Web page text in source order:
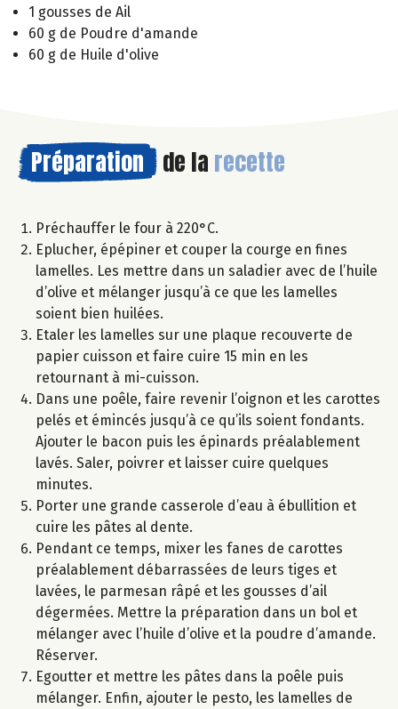
1 gousses de Ail
60 g de Poudre d'amande
60 g de Huile d'olive
Préparation de la recette
Préchauffer le four à 220°C.
Eplucher, épépiner et couper la courge en fines
lamelles. Les mettre dans un saladier avec de l’huile
d’olive et mélanger jusqu’à ce que les lamelles
soient bien huilées.
Etaler les lamelles sur une plaque recouverte de
papier cuisson et faire cuire 15 min en les
retournant à mi-cuisson.
Dans une poêle, faire revenir l’oignon et les carottes
pelés et émincés jusqu’à ce qu’ils soient fondants.
Ajouter le bacon puis les épinards préalablement
lavés. Saler, poivrer et laisser cuire quelques
minutes.
Porter une grande casserole d’eau à ébullition et
cuire les pâtes al dente.
Pendant ce temps, mixer les fanes de carottes
préalablement débarrassées de leurs tiges et
lavées, le parmesan râpé et les gousses d’ail
dégermées. Mettre la préparation dans un bol et
mélanger avec l’huile d’olive et la poudre d’amande.
Réserver.
Egoutter et mettre les pâtes dans la poêle puis
mélanger. Enfin, ajouter le pesto, les lamelles de